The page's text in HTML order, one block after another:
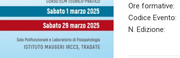
Ore formative:
Codice Evento:
N. Edizione: